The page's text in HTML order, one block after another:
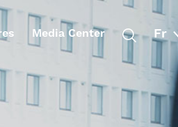
Media Center